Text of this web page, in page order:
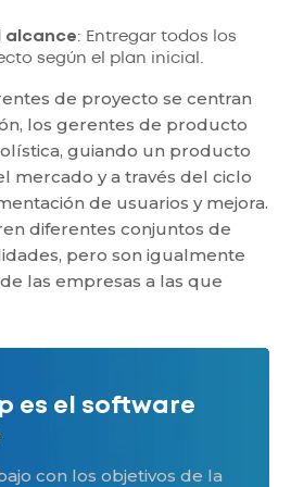
alcance: Entregar todos los
según el plan inicial.
de proyecto se centran
los gerentes de producto
guiando un producto
mercado y a través del ciclo
de usuarios y mejora.
diferentes conjuntos de
pero son igualmente
las empresas a las que
es el software
con los objetivos de la